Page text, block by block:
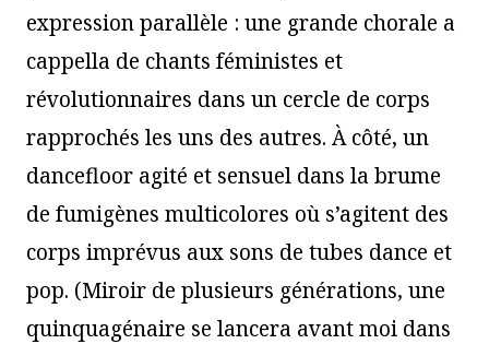
expression parallèle : une grande chorale a
cappella de chants féministes et
révolutionnaires dans un cercle de corps
rapprochés les uns des autres. À côté, un
dancefloor agité et sensuel dans la brume
de fumigènes multicolores où s’agitent des
corps imprévus aux sons de tubes dance et
pop. (Miroir de plusieurs générations, une
quinquagénaire se lancera avant moi dans